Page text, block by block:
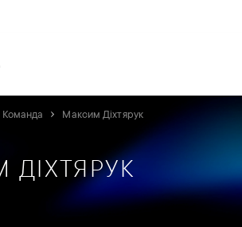
Команда Максим Діхтярук